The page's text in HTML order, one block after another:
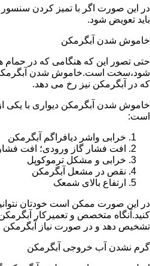
در این صورت اگر با تمیز کردن
باید تعویض شود.
خاموش شدن آبگرمکن
حتی تصور این که هنگامی که در
شود،سخت است.خاموش شدن
که در آبگرمکن نیز رخ می دهد.
خاموش شدن آبگرمکن دیواری با یکی
است:
خرابی واشر دیافراگم آبگرمکن
افت فشار گاز ورودی؛ افت
خرابی و مشکل ترموکوپل
نقص در مشعل آبگرمکن
ارتفاع بالای شمعک
در این صورت ممکن است خودتان
کنید.آنگاه متخصص و تعمیرکار
تشخیص دهد و در صورت نیاز آبگرمکن
گرم نشدن آب خروجی آبگرمکن